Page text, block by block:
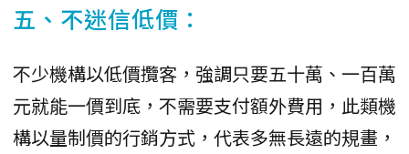
五、不迷信低價：
不少機構以低價攬客，強調只要五十萬、一百萬
元就能一價到底，不需要支付額外費用，此類機
構以量制價的行銷方式，代表多無長遠的規畫，